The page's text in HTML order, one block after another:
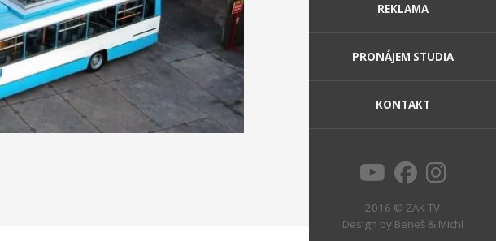
REKLAMA
PRONÁJEM STUDIA
KONTAKT
2016 © ZAK TV
Design by Beneš & Michl